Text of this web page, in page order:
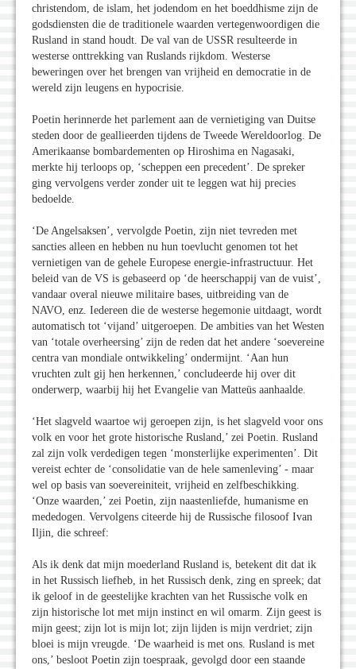
christendom, de islam, het jodendom en het boeddhisme zijn de
godsdiensten die de traditionele waarden vertegenwoordigen die
Rusland in stand houdt. De val van de USSR resulteerde in
westerse onttrekking van Ruslands rijkdom. Westerse
beweringen over het brengen van vrijheid en democratie in de
wereld zijn leugens en hypocrisie.
Poetin herinnerde het parlement aan de vernietiging van Duitse
steden door de geallieerden tijdens de Tweede Wereldoorlog. De
Amerikaanse bombardementen op Hiroshima en Nagasaki,
merkte hij terloops op, ‘scheppen een precedent’. De spreker
ging vervolgens verder zonder uit te leggen wat hij precies
bedoelde.
‘De Angelsaksen’, vervolgde Poetin, zijn niet tevreden met
sancties alleen en hebben nu hun toevlucht genomen tot het
vernietigen van de gehele Europese energie-infrastructuur. Het
beleid van de VS is gebaseerd op ‘de heerschappij van de vuist’,
vandaar overal nieuwe militaire bases, uitbreiding van de
NAVO, enz. Iedereen die de westerse hegemonie uitdaagt, wordt
automatisch tot ‘vijand’ uitgeroepen. De ambities van het Westen
van ‘totale overheersing’ zijn de reden dat het andere ‘soevereine
centra van mondiale ontwikkeling’ ondermijnt. ‘Aan hun
vruchten zult gij hen herkennen,’ concludeerde hij over dit
onderwerp, waarbij hij het Evangelie van Matteüs aanhaalde.
‘Het slagveld waartoe wij geroepen zijn, is het slagveld voor ons
volk en voor het grote historische Rusland,’ zei Poetin. Rusland
zal zijn volk verdedigen tegen ‘monsterlijke experimenten’. Dit
vereist echter de ‘consolidatie van de hele samenleving’ - maar
wel op basis van soevereiniteit, vrijheid en zelfbeschikking.
‘Onze waarden,’ zei Poetin, zijn naastenliefde, humanisme en
mededogen. Vervolgens citeerde hij de Russische filosoof Ivan
Iljin, die schreef:
Als ik denk dat mijn moederland Rusland is, betekent dit dat ik
in het Russisch liefheb, in het Russisch denk, zing en spreek; dat
ik geloof in de geestelijke krachten van het Russische volk en
zijn historische lot met mijn instinct en wil omarm. Zijn geest is
mijn geest; zijn lot is mijn lot; zijn lijden is mijn verdriet; zijn
bloei is mijn vreugde. ‘De waarheid is met ons. Rusland is met
ons,’ besloot Poetin zijn toespraak, gevolgd door een staande